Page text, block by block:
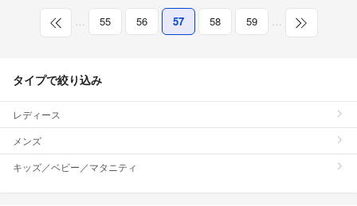
… 55 56 57 58 59 …
タイプで絞り込み
レディース
メンズ
キッズ／ベビー／マタニティ